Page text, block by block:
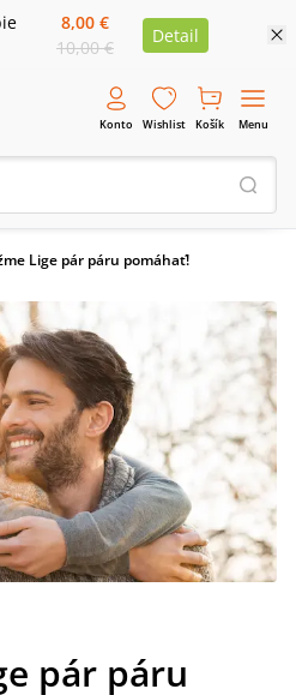
8,00 €
10,00 €
Detail
Konto Wishlist Košík Menu
Lige pár páru pomáhať!
pár páru